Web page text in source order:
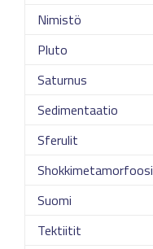
Nimistö
Pluto
Saturnus
Sedimentaatio
Sferulit
Shokkimetamorfoosi
Suomi
Tektiitit